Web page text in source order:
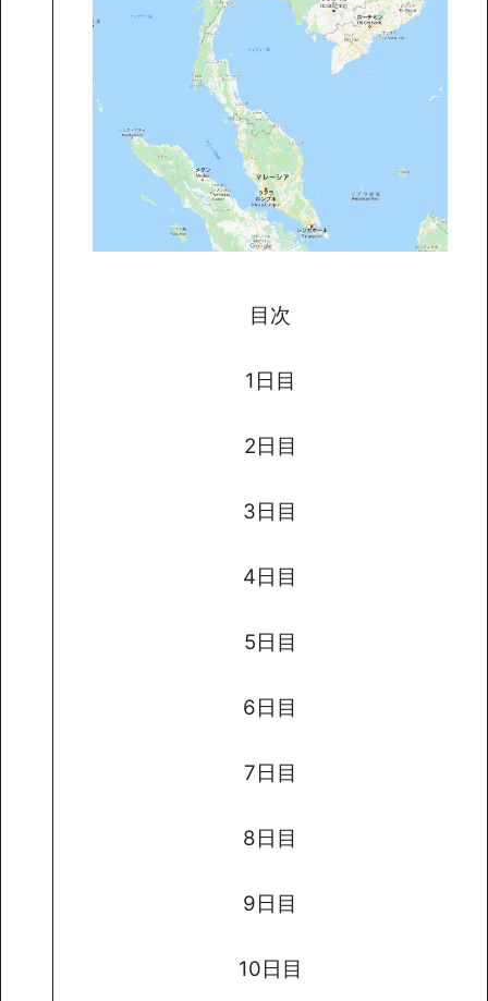
目次
1日目
2日目
3日目
4日目
5日目
6日目
7日目
8日目
9日目
10日目